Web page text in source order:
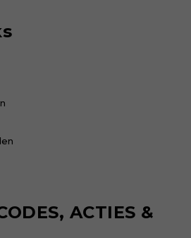
ACTIES &